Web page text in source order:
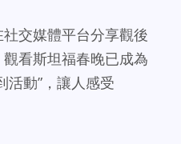
交媒體平台分享觀後
看斯坦福春晚已成為
活動”，讓人感受